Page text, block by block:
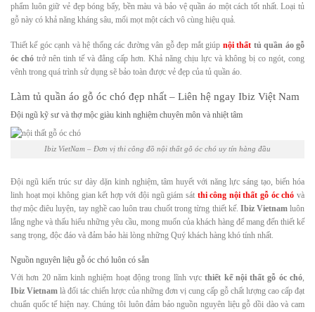
phẩm luôn giữ vẻ đẹp bóng bẩy, bền màu và bảo vệ quần áo một cách tốt nhất. Loại tủ
gỗ này có khả năng kháng sâu, mối mọt một cách vô cùng hiệu quả.
Thiết kế góc cạnh và hệ thống các đường vân gỗ đẹp mắt giúp nội thất tủ quần áo gỗ
óc chó trở nên tinh tế và đẳng cấp hơn. Khả năng chịu lực và không bị co ngót, cong
vênh trong quá trình sử dụng sẽ bảo toàn được vẻ đẹp của tủ quần áo.
Làm tủ quần áo gỗ óc chó đẹp nhất – Liên hệ ngay Ibiz Việt Nam
Đội ngũ kỹ sư và thợ mộc giàu kinh nghiệm chuyên môn và nhiệt tâm
Ibiz VietNam – Đơn vị thi công đồ nội thất gỗ óc chó uy tín hàng đầu
Đội ngũ kiến trúc sư dày dặn kinh nghiệm, tâm huyết với năng lực sáng tạo, biến hóa
linh hoạt mọi không gian kết hợp với đội ngũ giám sát thi công nội thất gỗ óc chó và
thợ mộc điêu luyện, tay nghề cao luôn trau chuốt trong từng thiết kế. Ibiz Vietnamluôn
lắng nghe và thấu hiểu những yêu cầu, mong muốn của khách hàng để mang đến thiết kế
sang trọng, độc đáo và đảm bảo hài lòng những Quý khách hàng khó tính nhất.
Nguồn nguyên liệu gỗ óc chó luôn có sẵn
Với hơn 20 năm kinh nghiệm hoạt động trong lĩnh vựcthiết kế nội thất gỗ óc chó,
Ibiz Vietnam là đối tác chiến lược của những đơn vị cung cấp gỗ chất lượng cao cấp đạt
chuẩn quốc tế hiện nay. Chúng tôi luôn đảm bảo nguồn nguyên liệu gỗ dồi dào và cam